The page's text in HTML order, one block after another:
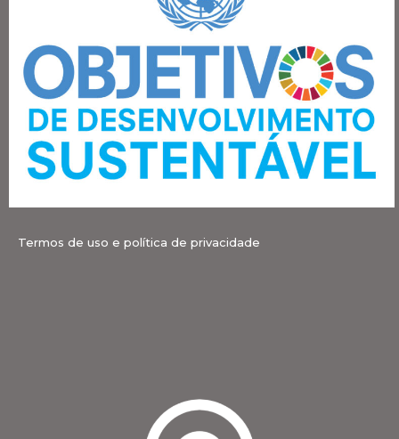
Termos de uso e política de privacidade